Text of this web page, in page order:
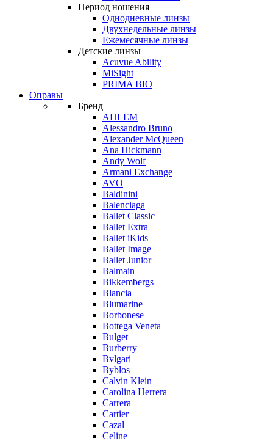
Период ношения
Однодневные линзы
Двухнедельные линзы
Ежемесячные линзы
Детские линзы
Acuvue Ability
MiSight
PRIMA BIO
Оправы
Бренд
AHLEM
Alessandro Bruno
Alexander McQueen
Ana Hickmann
Andy Wolf
Armani Exchange
AVO
Baldinini
Balenciaga
Ballet Classic
Ballet Extra
Ballet iKids
Ballet Image
Ballet Junior
Balmain
Bikkembergs
Blancia
Blumarine
Borbonese
Bottega Veneta
Bulget
Burberry
Bvlgari
Byblos
Calvin Klein
Carolina Herrera
Carrera
Cartier
Cazal
Celine